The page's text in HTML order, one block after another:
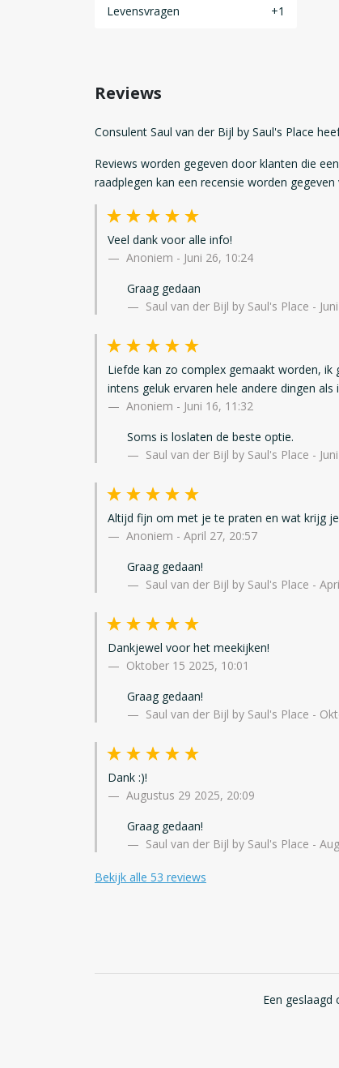
Levensvragen +1
Reviews
Consulent Saul van der Bijl by Saul's Place
Reviews worden gegeven door klanten die
raadplegen kan een recensie worden
Veel dank voor alle info!
Anoniem - Juni 26, 10:24
Graag gedaan
Saul van der Bijl by Saul's Place -
Liefde kan zo complex gemaakt worden,
intens geluk ervaren hele andere dingen
Anoniem - Juni 16, 11:32
Soms is loslaten de beste optie.
Saul van der Bijl by Saul's Place -
Altijd fijn om met je te praten en wat krijg
Anoniem - April 27, 20:57
Graag gedaan!
Saul van der Bijl by Saul's Place -
Dankjewel voor het meekijken!
Oktober 15 2025, 10:01
Graag gedaan!
Saul van der Bijl by Saul's Place -
Dank :)!
Augustus 29 2025, 20:09
Graag gedaan!
Saul van der Bijl by Saul's Place -
Bekijk alle 53 reviews
Een